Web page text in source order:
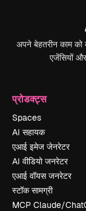
अपने बेहतरीन काम को
एजेंसियों
प्रोडक्ट्स
Spaces
AI सहायक
एआई इमेज जेनरेटर
AI वीडियो जनरेटर
एआई वॉयस जनरेटर
स्टॉक सामग्री
MCP Claude/